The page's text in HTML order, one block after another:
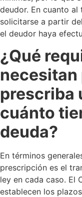
deudor. En cuanto
solicitarse a partir
el deudor haya
¿Qué
necesitan
prescriba
cuánto
deuda?
En términos
prescripción es el
ley en cada caso. El
establecen los